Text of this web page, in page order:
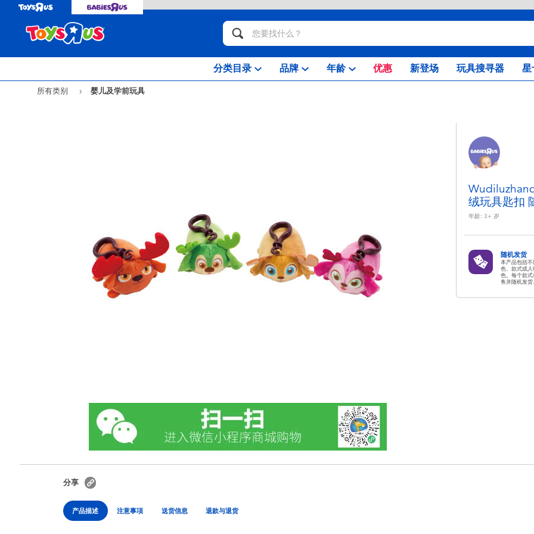
分类目录 品牌 年龄 优惠 新登场 玩具搜寻器 星
所有类别 婴儿及学前玩具
绒玩具匙扣
年龄: 3+ 岁
随机发货
本产品包括不
色、款式或人
色。每个款
售并随机发货
分享
产品描述 注意事項 送货信息 退款与退货